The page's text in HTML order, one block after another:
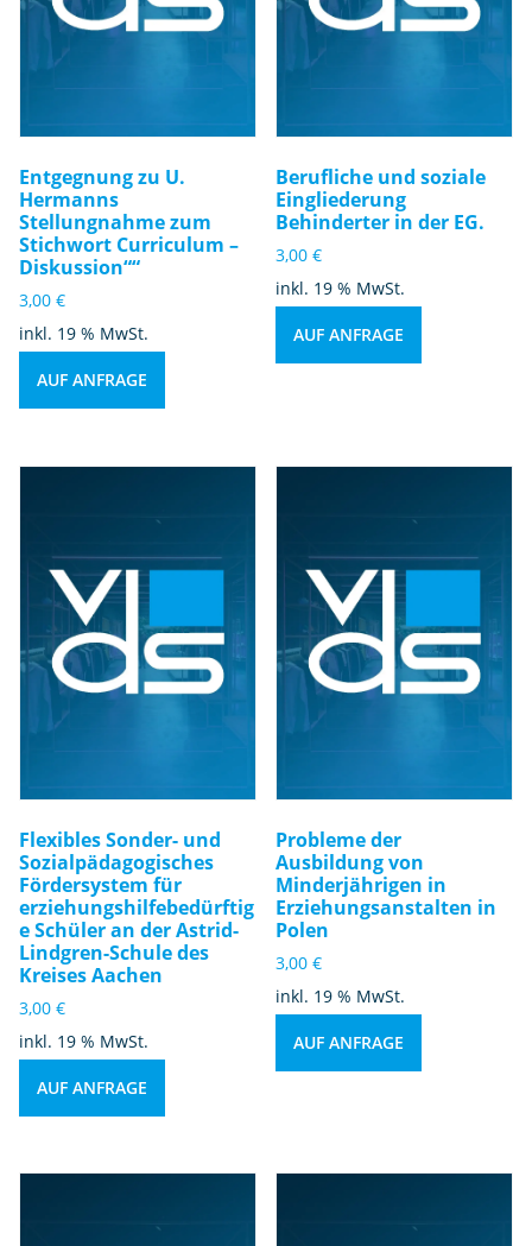
Entgegnung zu U.
Hermanns
Stellungnahme zum
Stichwort Curriculum –
Diskussion““
3,00 €
inkl. 19 % MwSt.
AUF ANFRAGE
Berufliche und soziale
Eingliederung
Behinderter in der EG.
3,00€
inkl. 19 % MwSt.
AUF ANFRAGE
Flexibles Sonder- und
Sozialpädagogisches
Fördersystem für
erziehungshilfebedürftig
e Schüler an der Astrid-
Lindgren-Schule des
Kreises Aachen
3,00 €
inkl. 19 % MwSt.
AUF ANFRAGE
Probleme der
Ausbildung von
Minderjährigen in
Erziehungsanstalten in
Polen
3,00€
inkl. 19 % MwSt.
AUF ANFRAGE